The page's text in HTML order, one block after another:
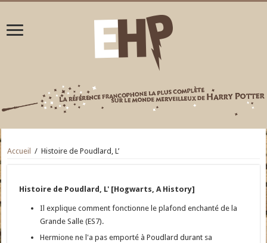
Accueil / Histoire de Poudlard, L’
Histoire de Poudlard, L' [Hogwarts, A History]
Il explique comment fonctionne le plafond enchanté de la
Grande Salle (ES7).
Hermione ne l'a pas emporté à Poudlard durant sa